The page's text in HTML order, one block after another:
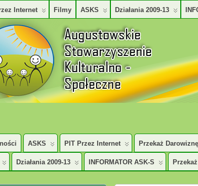
Internet Filmy ASKS Działania 2009-13
STOWARZYSZENE KULTURALNO – SPOŁECZNE
ASKS PIT Przez Internet Przekaż Darowiznę
Działania 2009-13 INFORMATOR ASK-S